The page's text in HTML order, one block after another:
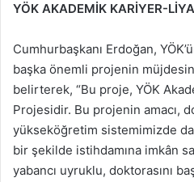
YÖK AKADEMİK KARİYER-
Cumhurbaşkanı Erdoğan,
başka önemli projenin
belirterek, “Bu proje, YÖK
Projesidir. Bu projenin amacı,
yükseköğretim sistemimizde
bir şekilde istihdamına imkân
yabancı uyruklu, doktorasını